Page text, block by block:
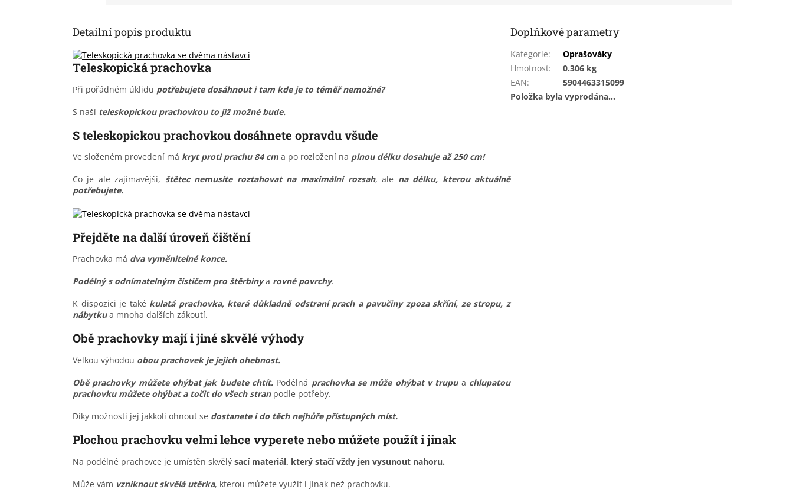
Detailní popis produktu
Teleskopická prachovka
Při pořádném úklidu potřebujete dosáhnout i tam kde je to téměř nemožné?
S naší teleskopickou prachovkou to již možné bude.
S teleskopickou prachovkou dosáhnete opravdu všude
Ve složeném provedení má kryt proti prachu 84 cm a po rozložení na plnou délku dosahuje až 250 cm!
Co je ale zajímavější, štětec nemusíte roztahovat na maximální rozsah, ale na délku, kterou aktuálně
potřebujete.
Přejděte na další úroveň čištění
Prachovka má dva vyměnitelné konce.
Podélný s odnímatelným čističem pro štěrbinya rovné povrchy.
K dispozici je také kulatá prachovka, která důkladně odstraní prach a pavučiny zpoza skříní, ze stropu, z
nábytkua mnoha dalších zákoutí.
Obě prachovky mají i jiné skvělé výhody
Velkou výhodou obou prachovek je jejich ohebnost.
Obě prachovky můžete ohýbat jak budete chtít. Podélná prachovka se může ohýbat v trupu a chlupatou
prachovku můžete ohýbat a točit do všech stranpodle potřeby.
Díky možnosti jej jakkoli ohnout se dostanete i do těch nejhůře přístupných míst.
Plochou prachovku velmi lehce vyperete nebo můžete použít i jinak
Na podélné prachovce je umístěn skvělý sací materiál, který stačí vždy jen vysunout nahoru.
Může vám vzniknout skvělá utěrka, kterou můžete využít i jinak než prachovku.
Doplňkové parametry
Kategorie:
Oprašováky
Hmotnost:
0.306 kg
EAN:
5904463315099
Položka byla vyprodána…